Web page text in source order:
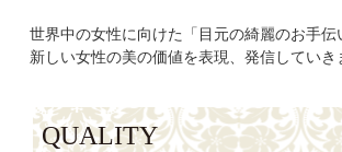
世界中の女性に向けた「目元の綺麗のお手伝
新しい女性の美の価値を表現、発信していき
QUALITY